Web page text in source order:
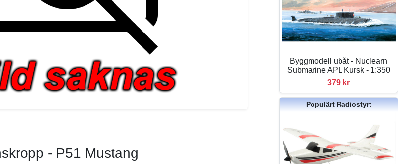
- P51 Mustang
Byggmodell ubåt - Nuclearn
Submarine APL Kursk - 1:350
379 kr
Populärt Radiostyrt